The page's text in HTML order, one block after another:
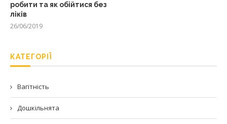
робити та як обійтися без
ліків
26/06/2019
КАТЕГОРІЇ
Вагітність
Дошкільнята